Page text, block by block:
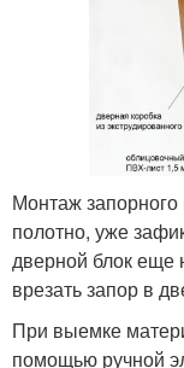
Монтаж
полотно, уже
дверной блок еще
врезать запор в
При выемке
помощью ручной